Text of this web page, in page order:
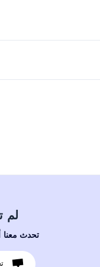
لم
تحدث معنا